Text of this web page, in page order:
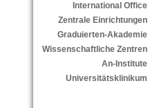
International Office
Zentrale Einrichtungen
Graduierten-Akademie
Wissenschaftliche Zentren
An-Institute
Universitätsklinikum